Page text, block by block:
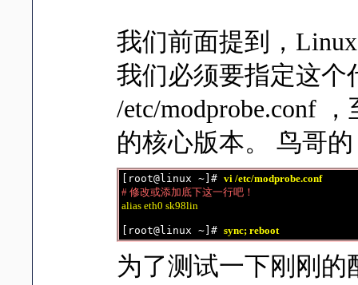
我们前面提到，
我们必须要指定这个
/etc/modprobe.conf
的核心版本。 鸟哥的
[root@linux ~]# vi /etc/modprobe.conf
# 修改或添加底下这一行吧！
alias eth0 sk98lin
[root@linux ~]# sync; reboot
为了测试一下刚刚